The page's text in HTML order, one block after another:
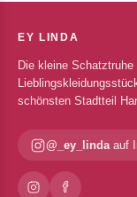
EY LINDA
Die kleine
schönsten Stadtteil
@_ey_lindaauf